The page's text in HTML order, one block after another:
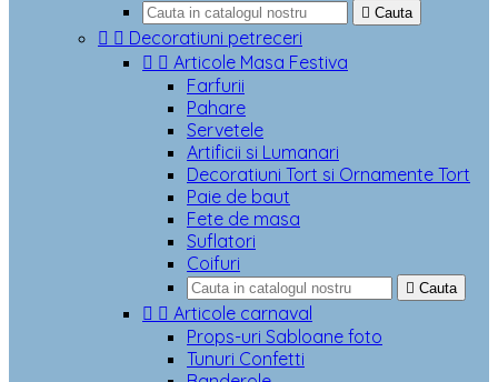
 Cauta
  Decoratiuni petreceri
  Articole Masa Festiva
Farfurii
Pahare
Servetele
Artificii si Lumanari
Decoratiuni Tort si Ornamente Tort
Paie de baut
Fete de masa
Suflatori
Coifuri
 Cauta
  Articole carnaval
Props-uri Sabloane foto
Tunuri Confetti